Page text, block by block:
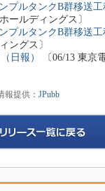
プルタンクB群移送
ールディングス〕
プルタンクB群移送
ングス〕
日報）
〔06/13 東京
報提供： JPubb